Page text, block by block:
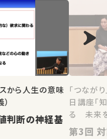
から人生の意味 「つなが
日講座「
る 未来
第3